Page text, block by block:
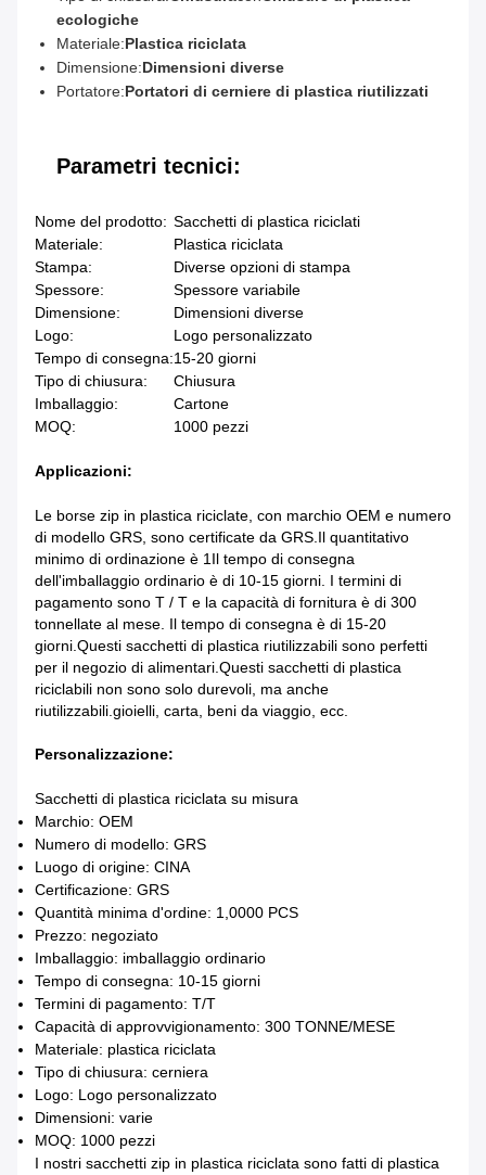
ecologiche
Materiale:Plastica riciclata
Dimensione:Dimensioni diverse
Portatore:Portatori di cerniere di plastica riutilizzati
Parametri tecnici:
Nome del prodotto: Sacchetti di plastica riciclati
Materiale:
Plastica riciclata
Stampa:
Diverse opzioni di stampa
Spessore:
Spessore variabile
Dimensione:
Dimensioni diverse
Logo:
Logo personalizzato
Tempo di consegna:15-20 giorni
Tipo di chiusura:
Chiusura
Imballaggio:
Cartone
MOQ:
1000 pezzi
Applicazioni:
Le borse zip in plastica riciclate, con marchio OEM e numero
di modello GRS, sono certificate da GRS.Il quantitativo
minimo di ordinazione è 1Il tempo di consegna
dell'imballaggio ordinario è di 10-15 giorni. I termini di
pagamento sono T / T e la capacità di fornitura è di 300
tonnellate al mese. Il tempo di consegna è di 15-20
giorni.Questi sacchetti di plastica riutilizzabili sono perfetti
per il negozio di alimentari.Questi sacchetti di plastica
riciclabili non sono solo durevoli, ma anche
riutilizzabili.gioielli, carta, beni da viaggio, ecc.
Personalizzazione:
Sacchetti di plastica riciclata su misura
Marchio: OEM
Numero di modello: GRS
Luogo di origine: CINA
Certificazione: GRS
Quantità minima d'ordine: 1,0000 PCS
Prezzo: negoziato
Imballaggio: imballaggio ordinario
Tempo di consegna: 10-15 giorni
Termini di pagamento: T/T
Capacità di approvvigionamento: 300 TONNE/MESE
Materiale: plastica riciclata
Tipo di chiusura: cerniera
Logo: Logo personalizzato
Dimensioni: varie
MOQ: 1000 pezzi
I nostri sacchetti zip in plastica riciclata sono fatti di plastica